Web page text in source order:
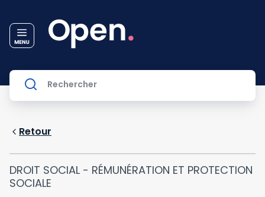
Retour
DROIT SOCIAL - RÉMUNÉRATION ET PROTECTION
SOCIALE